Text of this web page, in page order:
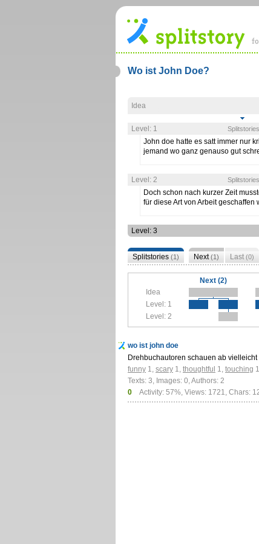
Wo ist John Doe?
Idea
Level: 1
John doe hatte es satt immer nur
jemand wo ganz genauso gut
Level: 2
Doch schon nach kurzer Zeit
für diese Art von Arbeit geschaffen
Level: 3
Splitstories (1) Next(1) Last(0)
Next (2)
Idea
Level: 1
Level: 2
wo ist john doe
Drehbuchautoren schauen ab
funny 1, scary 1, thoughtful 1, touching 1
Texts: 3, Images: 0, Authors: 2
0
Activity: 57%, Views: 1721, Chars: